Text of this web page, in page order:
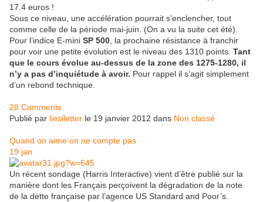
17.4 euros !
Sous ce niveau, une accélération pourrait s’enclencher, tout
comme celle de la période mai-juin. (On a vu la suite cet été).
Pour l’indice E-mini SP 500, la prochaine résistance à franchir
pour voir une petite évolution est le niveau des 1310 points. Tant
que le cours évolue au-dessus de la zone des 1275-1280, il
n’y a pas d’inquiétude à avoir. Pour rappel il s’agit simplement
d’un rebond technique.
28 Comments
Publié par liesiletter le 19 janvier 2012 dans Non classé
Quand on aime on ne compte pas
19 jan
Un récent sondage (Harris Interactive) vient d’être publié sur la
manière dont les Français perçoivent la dégradation de la note
de la dette française par l’agence US Standard and Poor’s.